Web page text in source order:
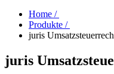
Home /
Produkte /
juris
juris